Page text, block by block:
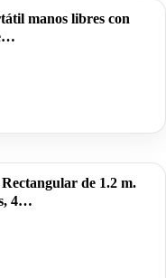
manos libres con
de 1.2 m.
4…